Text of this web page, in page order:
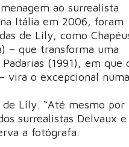
ao surrealista
Itália em 2006, foram
de Lily, como
– que transforma uma
(1991), em que
vira o excepcional numa
de Lily. “Até mesmo por
surrealistas Delvaux e
a fotógrafa.